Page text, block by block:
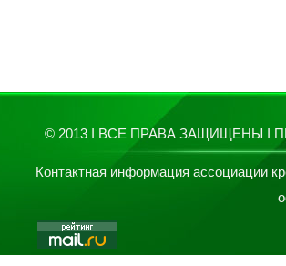
© 2013 I ВСЕ ПРАВА ЗАЩИЩЕНЫ I
Контактная информация ассоциации